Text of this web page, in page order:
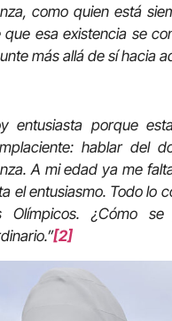
como quien está
que esa existencia se
más allá de sí hacia
entusiasta porque
hablar del
A mi edad ya me
el entusiasmo. Todo lo
Olímpicos. ¿Cómo
[2]